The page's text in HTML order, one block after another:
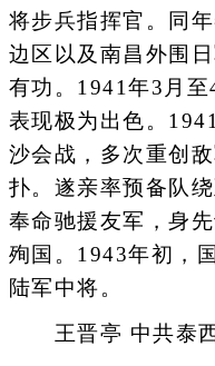
将步兵指挥官。同
边区以及南昌外围
有功。1941年3月
表现极为出色。
沙会战，多次重创
扑。遂亲率预备队
奉命驰援友军，身
殉国。1943年初，
陆军中将。
王晋亭 中共泰西